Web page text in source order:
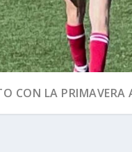
CON LA PRIMAVERA